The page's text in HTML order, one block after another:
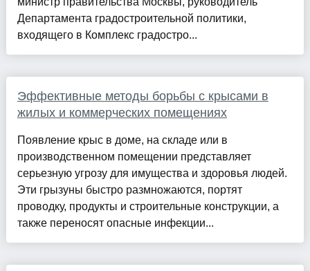
Департамента градостроительной политики,
входящего в Комплекс градостро...
Эффективные методы борьбы с крысами в
жилых и коммерческих помещениях
Появление крыс в доме, на складе или в
производственном помещении представляет
серьезную угрозу для имущества и здоровья людей.
Эти грызуны быстро размножаются, портят
проводку, продукты и строительные конструкции, а
также переносят опасные инфекции...